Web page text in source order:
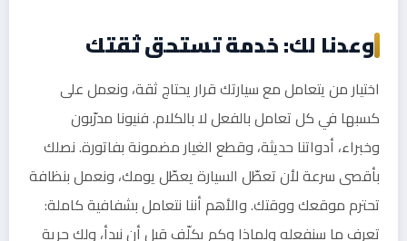
وعدنا لك: خدمة تستحق ثقتك
اختيار من يتعامل مع سيارتك قرار يحتاج ثقة، ونعمل على
كسبها في كل تعامل بالفعل لا بالكلام. فنيونا مدرّبون
وخبراء، أدواتنا حديثة، وقطع الغيار مضمونة بفاتورة. نصلك
بأقصى سرعة لأن تعطّل السيارة يعطّل يومك، ونعمل بنظافة
تحترم موقعك ووقتك. والأهم أننا نتعامل بشفافية كاملة:
تعرف ما سنفعله ولماذا وكم يكلّف قبل أن نبدأ، ولك حرية